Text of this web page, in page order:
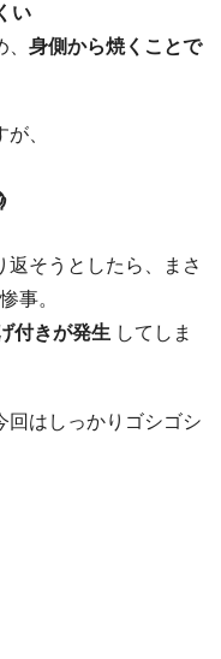
い
身側から焼くことで
、
返そうとしたら、まさ
事。
付きが発生 してしま
回はしっかりゴシゴシ